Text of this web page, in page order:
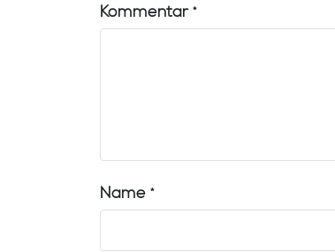
Kommentar*
Name*